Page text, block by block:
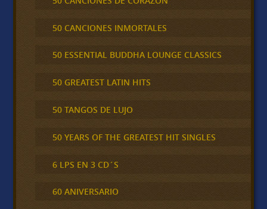
50 CANCIONES INMORTALES
50 ESSENTIAL BUDDHA LOUNGE CLASSICS
50 GREATEST LATIN HITS
50 TANGOS DE LUJO
50 YEARS OF THE GREATEST HIT SINGLES
6 LPS EN 3 CD´S
60 ANIVERSARIO